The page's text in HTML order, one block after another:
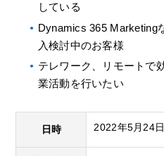
している
Dynamics 365 Marketing
入検討中のお客様
テレワーク、リモートで
業活動を行いたい
日時 2022年5月24